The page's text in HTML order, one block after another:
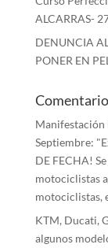
ALCARRAS-
DENUNCIA
PONER EN
Manifestación
Septiembre:
DE FECHA!
motociclistas
motociclistas,
KTM, Ducati,
algunos